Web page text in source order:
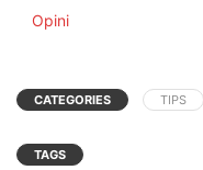
In relation to
Opini
CATEGORIES TIPS
TAGS